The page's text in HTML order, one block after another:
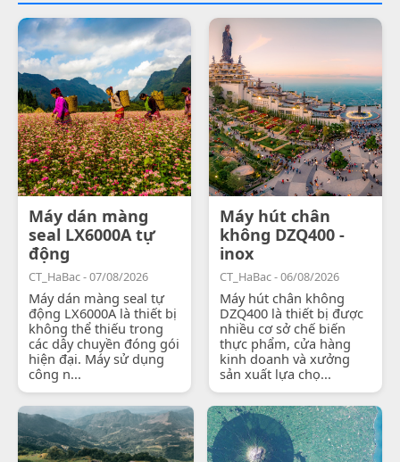
Máy dán màng
seal LX6000A tự
động
CT_HaBac - 07/08/2026
Máy dán màng seal tự
động LX6000A là thiết bị
không thể thiếu trong
các dây chuyền đóng gói
hiện đại. Máy sử dụng
công n...
Máy hút chân
không DZQ400 -
inox
CT_HaBac - 06/08/2026
Máy hút chân không
DZQ400 là thiết bị được
nhiều cơ sở chế biến
thực phẩm, cửa hàng
kinh doanh và xưởng
sản xuất lựa chọ...